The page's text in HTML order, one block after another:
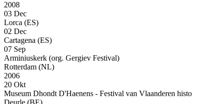
2008
03 Dec
Lorca (ES)
02 Dec
Cartagena (ES)
07 Sep
Arminiuskerk (org. Gergiev Festival)
Rotterdam (NL)
2006
20 Okt
Museum Dhondt D'Haenens - Festival van Vlaanderen histo